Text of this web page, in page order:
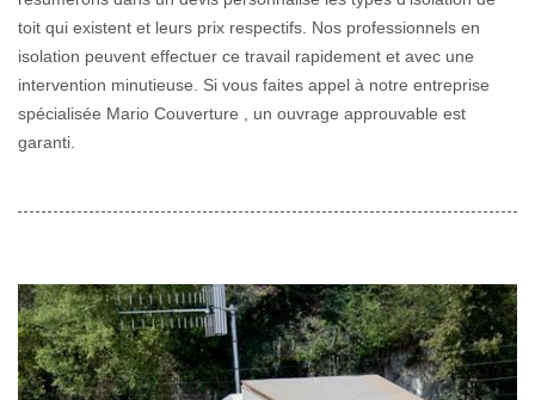
toit qui existent et leurs prix respectifs. Nos professionnels en
isolation peuvent effectuer ce travail rapidement et avec une
intervention minutieuse. Si vous faites appel à notre entreprise
spécialisée Mario Couverture , un ouvrage approuvable est
garanti.